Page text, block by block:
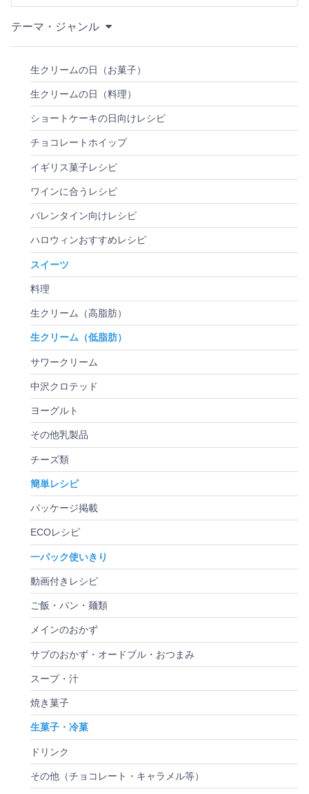
テーマ・ジャンル
生クリームの日（お菓子）
生クリームの日（料理）
ショートケーキの日向けレシピ
チョコレートホイップ
イギリス菓子レシピ
ワインに合うレシピ
バレンタイン向けレシピ
ハロウィンおすすめレシピ
スイーツ
料理
生クリーム（高脂肪）
生クリーム（低脂肪）
サワークリーム
中沢クロテッド
ヨーグルト
その他乳製品
チーズ類
簡単レシピ
パッケージ掲載
ECOレシピ
一パック使いきり
動画付きレシピ
ご飯・パン・麺類
メインのおかず
サブのおかず・オードブル・おつまみ
スープ・汁
焼き菓子
生菓子・冷菓
ドリンク
その他（チョコレート・キャラメル等）